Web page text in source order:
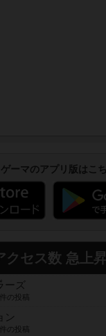
ーマのアプリ版はこ
クセス数 急上
ーズ
の投稿
ン
の投稿